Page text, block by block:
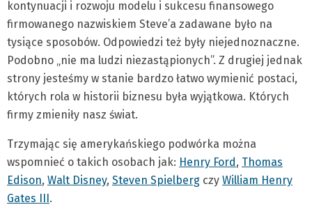
kontynuacji i rozwoju modelu i sukcesu finansowego
firmowanego nazwiskiem Steve’a zadawane było na
tysiące sposobów. Odpowiedzi też były niejednoznaczne.
Podobno „nie ma ludzi niezastąpionych”. Z drugiej jednak
strony jesteśmy w stanie bardzo łatwo wymienić postaci,
których rola w historii biznesu była wyjątkowa. Których
firmy zmieniły nasz świat.
Trzymając się amerykańskiego podwórka można
wspomnieć o takich osobach jak: Henry Ford, Thomas
Edison, Walt Disney, Steven Spielberg czy William Henry
Gates III.